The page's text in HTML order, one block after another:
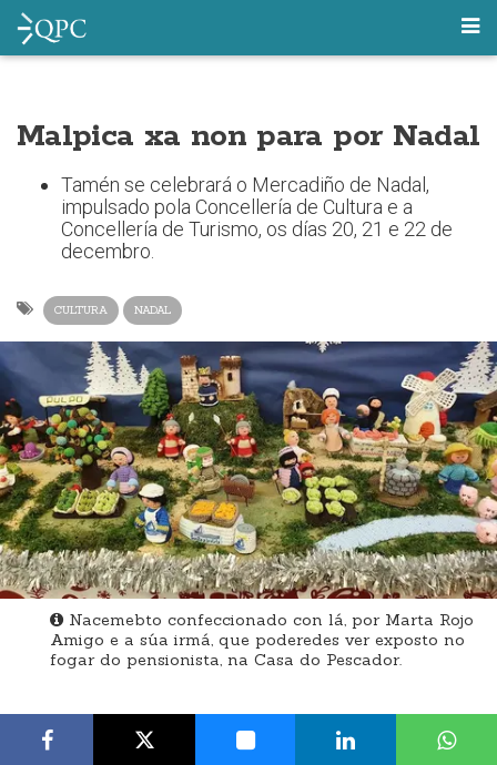
Malpica xa non para por Nadal
Tamén se celebrará o Mercadiño de Nadal,
impulsado pola Concellería de Cultura e a
Concellería de Turismo, os días 20, 21 e 22 de
decembro.
CULTURA NADAL
Nacemebto confeccionado con lá, por Marta Rojo
Amigo e a súa irmá, que poderedes ver exposto no
fogar do pensionista, na Casa do Pescador.